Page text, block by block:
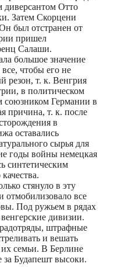
диверсантом Отто
Затем Скорцени
был отстранен от
пришел
Салаши.
большое значение
чтобы его не
резон, т. к. Венгрия
в политическом
союзником Германии в
причина, т. к. после
в
оставались
сырья для
годы войны немецкая
синтетическим
стянуло в эту
отмобилизовало все
Под ружьем в рядах
дивизии.
штрафные
и вешать
их семьи. В Берлине
за Будапешт высоки.